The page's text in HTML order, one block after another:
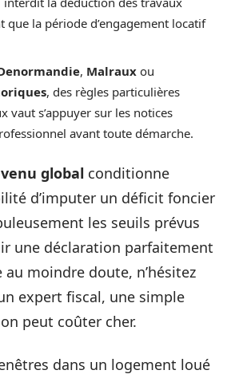
que la période d’engagement locatif
, Malraux ou
, des règles particulières
vaut s’appuyer sur les notices
avant toute démarche.
global conditionne
d’imputer un déficit foncier
les seuils prévus
une déclaration parfaitement
au moindre doute, n’hésitez
expert fiscal, une simple
peut coûter cher.
dans un logement loué